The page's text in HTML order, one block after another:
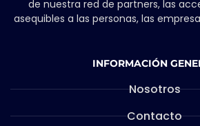
de nuestra red de partners, las
asequibles a las personas, las
INFORMACIÓN
Nosotros
Contacto